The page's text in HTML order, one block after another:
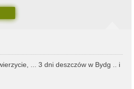
... 3 dni deszczów w Bydg .. i